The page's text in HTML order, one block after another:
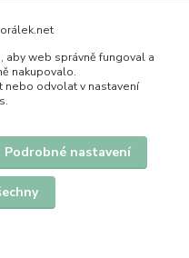
aby web správně fungoval a
nakupovalo.
nebo odvolat v nastavení
Podrobné nastavení